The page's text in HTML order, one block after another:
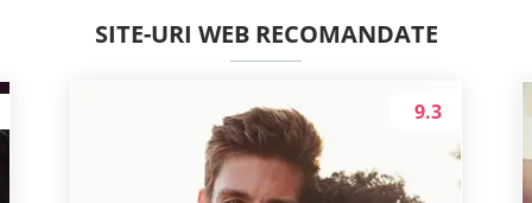
SITE-URI WEB RECOMANDATE
9.3